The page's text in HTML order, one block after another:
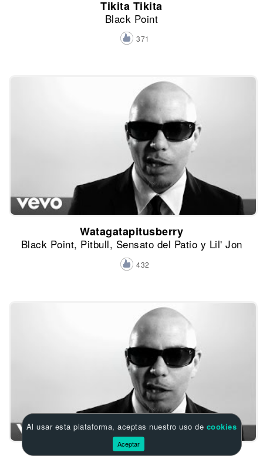
Tikita Tikita
Black Point
371
Watagatapitusberry
Black Point, Pitbull, Sensato del Patio y Lil' Jon
432
Al usar esta plataforma, aceptas nuestro uso de cookies
Aceptar